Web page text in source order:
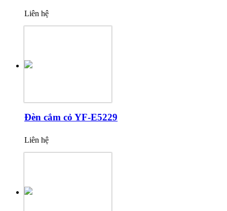
Liên hệ
Đèn cắm cỏ YF-E5229
Liên hệ